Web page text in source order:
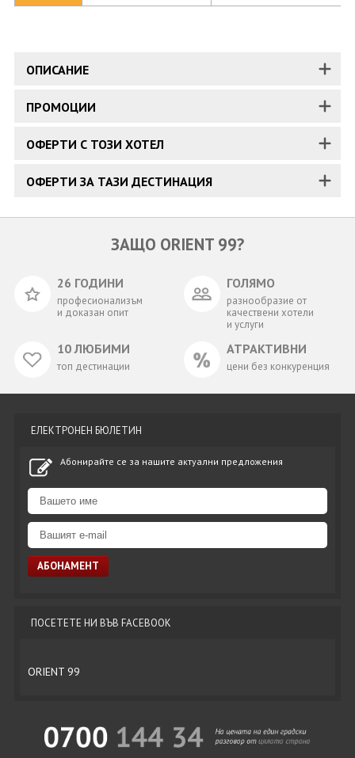
ОПИСАНИЕ
ПРОМОЦИИ
ОФЕРТИ С ТОЗИ ХОТЕЛ
ОФЕРТИ ЗА ТАЗИ ДЕСТИНАЦИЯ
ЗАЩО ORIENT 99?
26 ГОДИНИ
професионализъм
и доказан опит
ГОЛЯМО
разнообразие от
качествени хотели
и услуги
10 ЛЮБИМИ
топ дестинации
АТРАКТИВНИ
цени без конкуренция
ЕЛЕКТРОНЕН БЮЛЕТИН
Абонирайте се за нашите актуални предложения
ПОСЕТЕТЕ НИ ВЪВ FACEBOOK
ORIENT 99